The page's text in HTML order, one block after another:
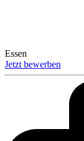
Essen
Jetzt bewerben